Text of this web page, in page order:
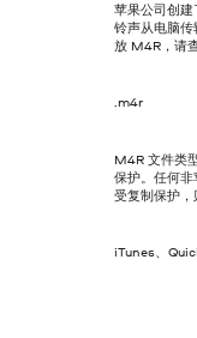
苹果公司创
铃声从电脑
放 M4R，请
.m4r
M4R 文件类
保护。任何
受复制保护，
iTunes、